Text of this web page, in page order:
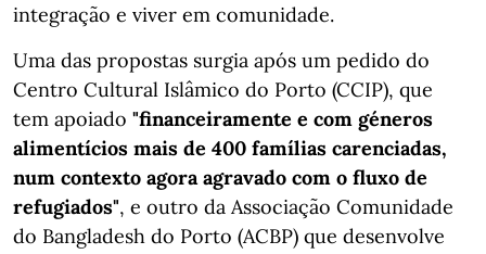
integração e viver em comunidade.
Uma das propostas surgia após um pedido do
Centro Cultural Islâmico do Porto (CCIP), que
tem apoiado "financeiramente e com géneros
alimentícios mais de 400 famílias carenciadas,
num contexto agora agravado com o fluxo de
refugiados", e outro da Associação Comunidade
do Bangladesh do Porto (ACBP) que desenvolve